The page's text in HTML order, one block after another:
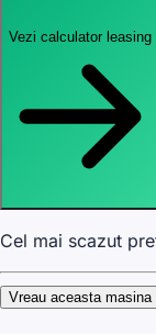
Vezi calculator leasing
Cel mai scazut
Vreau aceasta masina